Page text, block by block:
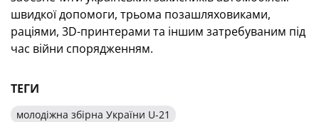
швидкої допомоги, трьома позашляховиками,
раціями, 3D-принтерами та іншим затребуваним під
час війни спорядженням.
ТЕГИ
молодіжна збірна України U-21